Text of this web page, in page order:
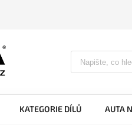
KATEGORIE DÍLŮ AUTA